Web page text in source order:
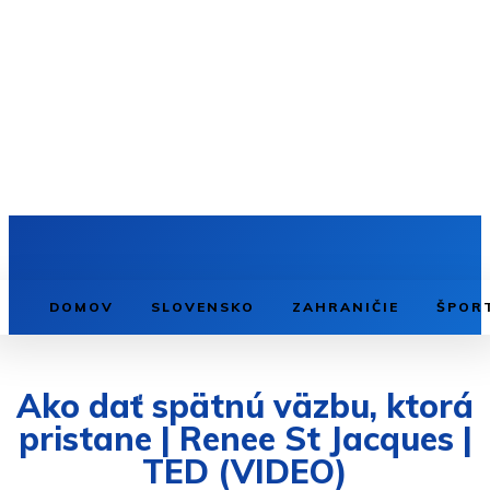
DOMOV SLOVENSKO ZAHRANIČIE
Ako dať spätnú väzbu, ktorá
pristane | Renee St Jacques |
TED (VIDEO)